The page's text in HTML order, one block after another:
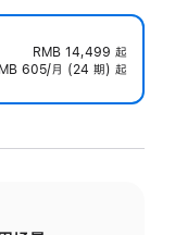
RMB 14,499 起
605/月 (24 期) 起